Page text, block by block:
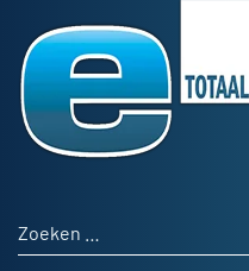
Zoeken naar:
HOME
PRODUCTNIEUWS
ACHTERGROND
THEMA’S